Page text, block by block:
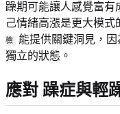
躁期可能讓人感覺富有
己情緒高漲是更大模
檢
能提供關鍵洞見，
獨立的狀態。
應對 躁症與輕